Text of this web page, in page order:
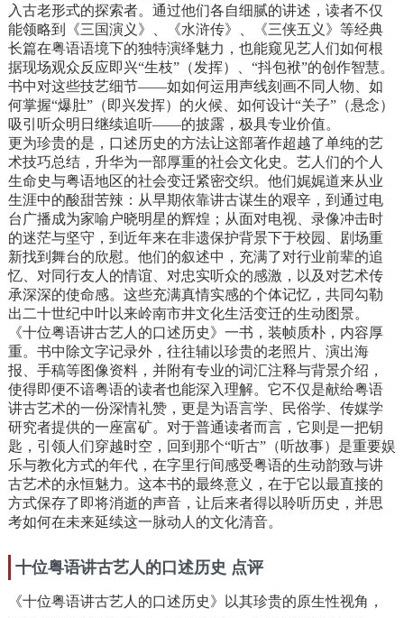
入古老形式的探索者。通过他们各自细腻的讲述，读者不仅
能领略到《三国演义》、《水浒传》、《三侠五义》等经典
长篇在粤语语境下的独特演绎魅力，也能窥见艺人们如何根
据现场观众反应即兴“生枝”（发挥）、“抖包袱”的创作智慧。
书中对这些技艺细节——如如何运用声线刻画不同人物、如
何掌握“爆肚”（即兴发挥）的火候、如何设计“关子”（悬念）
吸引听众明日继续追听——的披露，极具专业价值。
更为珍贵的是，口述历史的方法让这部著作超越了单纯的艺
术技巧总结，升华为一部厚重的社会文化史。艺人们的个人
生命史与粤语地区的社会变迁紧密交织。他们娓娓道来从业
生涯中的酸甜苦辣：从早期依靠讲古谋生的艰辛，到通过电
台广播成为家喻户晓明星的辉煌；从面对电视、录像冲击时
的迷茫与坚守，到近年来在非遗保护背景下于校园、剧场重
新找到舞台的欣慰。他们的叙述中，充满了对行业前辈的追
忆、对同行友人的情谊、对忠实听众的感激，以及对艺术传
承深深的使命感。这些充满真情实感的个体记忆，共同勾勒
出二十世纪中叶以来岭南市井文化生活变迁的生动图景。
《十位粤语讲古艺人的口述历史》一书，装帧质朴，内容厚
重。书中除文字记录外，往往辅以珍贵的老照片、演出海
报、手稿等图像资料，并附有专业的词汇注释与背景介绍，
使得即便不谙粤语的读者也能深入理解。它不仅是献给粤语
讲古艺术的一份深情礼赞，更是为语言学、民俗学、传媒学
研究者提供的一座富矿。对于普通读者而言，它则是一把钥
匙，引领人们穿越时空，回到那个“听古”（听故事）是重要娱
乐与教化方式的年代，在字里行间感受粤语的生动韵致与讲
古艺术的永恒魅力。这本书的最终意义，在于它以最直接的
方式保存了即将消逝的声音，让后来者得以聆听历史，并思
考如何在未来延续这一脉动人的文化清音。
十位粤语讲古艺人的口述历史 点评
《十位粤语讲古艺人的口述历史》以其珍贵的原生性视角，